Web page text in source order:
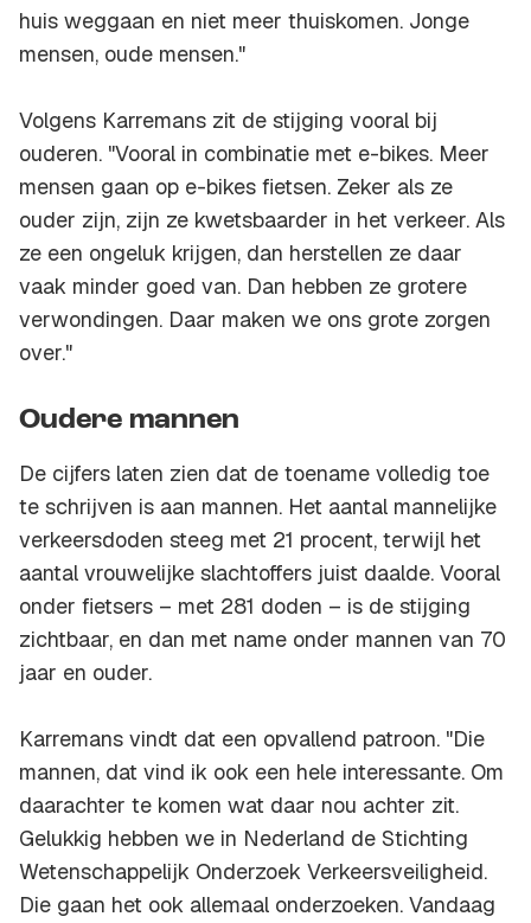
huis weggaan en niet meer thuiskomen. Jonge
mensen, oude mensen."
Volgens Karremans zit de stijging vooral bij
ouderen. "Vooral in combinatie met e-bikes. Meer
mensen gaan op e-bikes fietsen. Zeker als ze
ouder zijn, zijn ze kwetsbaarder in het verkeer. Als
ze een ongeluk krijgen, dan herstellen ze daar
vaak minder goed van. Dan hebben ze grotere
verwondingen. Daar maken we ons grote zorgen
over."
Oudere mannen
De cijfers laten zien dat de toename volledig toe
te schrijven is aan mannen. Het aantal mannelijke
verkeersdoden steeg met 21 procent, terwijl het
aantal vrouwelijke slachtoffers juist daalde. Vooral
onder fietsers – met 281 doden – is de stijging
zichtbaar, en dan met name onder mannen van 70
jaar en ouder.
Karremans vindt dat een opvallend patroon. "Die
mannen, dat vind ik ook een hele interessante. Om
daarachter te komen wat daar nou achter zit.
Gelukkig hebben we in Nederland de Stichting
Wetenschappelijk Onderzoek Verkeersveiligheid.
Die gaan het ook allemaal onderzoeken. Vandaag